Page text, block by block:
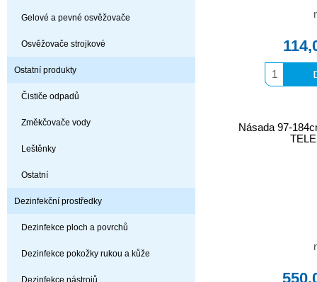
Gelové a pevné osvěžovače
Osvěžovače strojkové
Ostatní produkty
Čističe odpadů
Změkčovače vody
Leštěnky
Ostatní
Dezinfekční prostředky
Dezinfekce ploch a povrchů
Dezinfekce pokožky rukou a kůže
Dezinfekce nástrojů
Násada 97-